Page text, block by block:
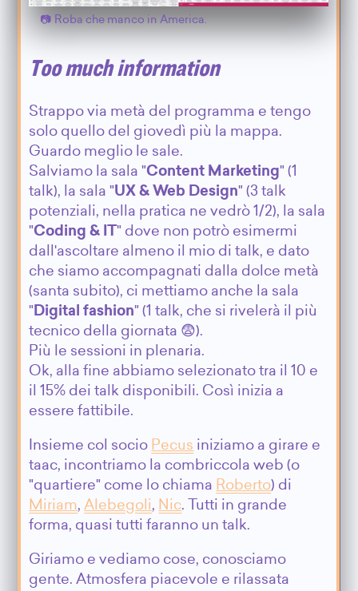
Roba che manco in America.
Too much information
Strappo via metà del programma e tengo
solo quello del giovedì più la mappa.
Guardo meglio le sale.
Salviamo la sala "Content Marketing" (1
talk), la sala "UX & Web Design" (3 talk
potenziali, nella pratica ne vedrò 1/2), la sala
"Coding & IT " dove non potrò esimermi
dall'ascoltare almeno il mio di talk, e dato
che siamo accompagnati dalla dolce metà
(santa subito), ci mettiamo anche la sala
" Digital fashion" (1 talk, che si rivelerà il più
tecnico della giornata 😨).
Più le sessioni in plenaria.
Ok, alla fine abbiamo selezionato tra il 10 e
il 15% dei talk disponibili. Così inizia a
essere fattibile.
Insieme col socio Pecus iniziamo a girare e
taac, incontriamo la combriccola web (o
"quartiere" come lo chiama Roberto) di
Miriam,Alebegoli, Nic. Tutti in grande
forma, quasi tutti faranno un talk.
Giriamo e vediamo cose, conosciamo
gente. Atmosfera piacevole e rilassata